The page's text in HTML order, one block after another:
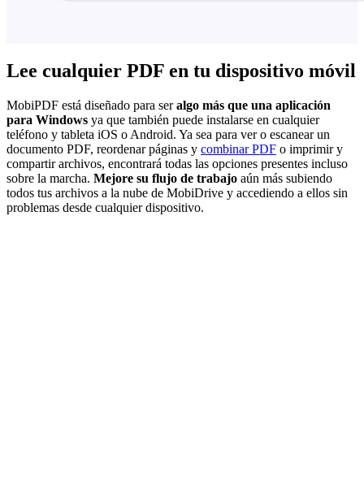
Lee cualquier PDF en tu dispositivo móvil
MobiPDF está diseñado para seralgo más que una aplicación
para Windows ya que también puede instalarse en cualquier
teléfono y tableta iOS o Android. Ya sea para ver o escanear un
documento PDF, reordenar páginas y combinar PDF o imprimir y
compartir archivos, encontrará todas las opciones presentes incluso
sobre la marcha. Mejore su flujo de trabajo aún más subiendo
todos tus archivos a la nube de MobiDrive y accediendo a ellos sin
problemas desde cualquier dispositivo.